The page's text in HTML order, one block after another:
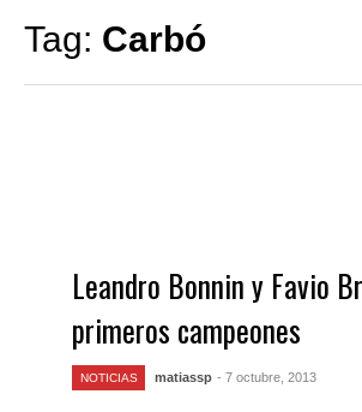
Tag: Carbó
Leandro Bonnin y Favio
primeros campeones
NOTICIAS matiassp - 7 octubre, 2013